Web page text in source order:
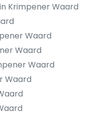
Krimpener Waard
Waard
Waard
Waard
Waard